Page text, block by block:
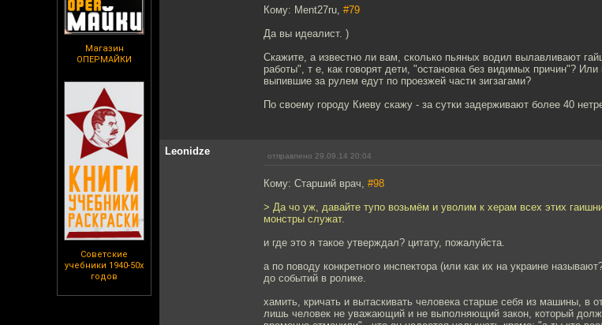
Магазин
ОПЕРМАЙКИ
Советские
учебники 1940-50х
годов
Кому: Ment27ru, #79
Да вы идеалист. )
Скажите, а известно ли вам, сколько пьяных водил вылавливают
работы", т е, как говорят дети, "остановка без видимых причин"?
выпившие за рулем едут по проезжей части зигзагами?
По своему городу Киеву скажу - за сутки задерживают более 40
Leonidze отправлено 29.09.14 20:04
Кому: Старший врач, #98
> Да чо уж, давайте тупо возьмём и уволим к херам всех этих
монстры служат.
и где это я такое утверждал? цитату, пожалуйста.
а по поводу конкретного инспектора (или как их на украине
до событий в ролике.
хамить, кричать и вытаскивать человека старше себя из машины, в
лишь человек не уважающий и не выполняющий закон, который